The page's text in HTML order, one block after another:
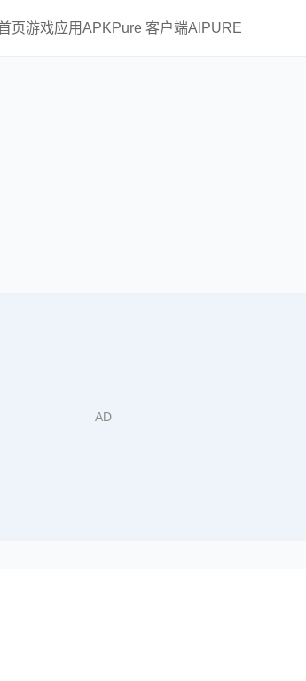
页游戏应用APKPure 客户端AIPURE